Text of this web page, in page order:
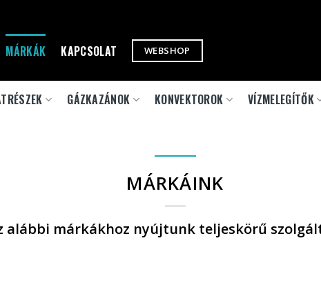
MÁRKÁK KAPCSOLAT WEBSHOP
GÁZKAZÁNOK KONVEKTOROK VÍZMELEGÍTŐK
MÁRKÁINK
alábbi márkákhoz nyújtunk teljeskörű